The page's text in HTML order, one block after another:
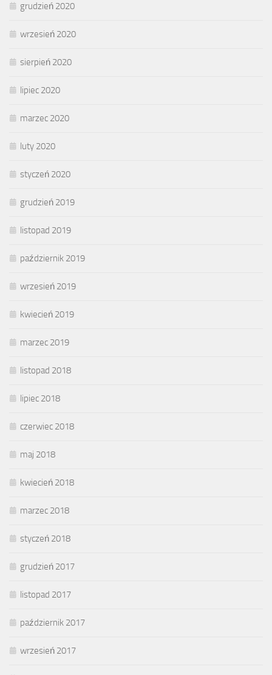
grudzień 2020
wrzesień 2020
sierpień 2020
lipiec 2020
marzec 2020
luty 2020
styczeń 2020
grudzień 2019
listopad 2019
październik 2019
wrzesień 2019
kwiecień 2019
marzec 2019
listopad 2018
lipiec 2018
czerwiec 2018
maj 2018
kwiecień 2018
marzec 2018
styczeń 2018
grudzień 2017
listopad 2017
październik 2017
wrzesień 2017